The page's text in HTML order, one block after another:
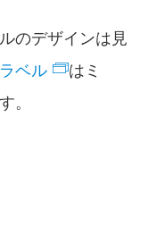
のデザインは見
ベル
はミ
。